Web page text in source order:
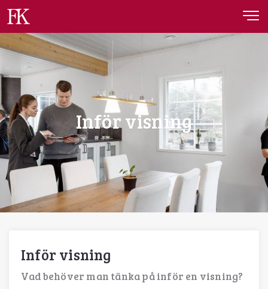
Fastighetskonsult
Inför visning
Inför visning
Vad behöver man tänka på inför en visning?